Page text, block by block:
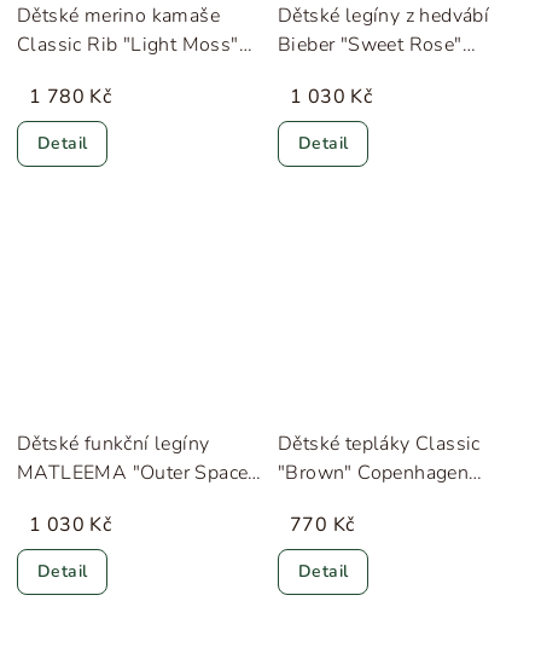
Dětské merino kamaše
Classic Rib "Light Moss"
1 780 Kč
Detail
Dětské legíny z hedvábí
Bieber "Sweet Rose"
1 030 Kč
Detail
Dětské funkční legíny
MATLEEMA "Outer Space"
1 030 Kč
Detail
Dětské tepláky Classic
"Brown" Copenhagen
770 Kč
Detail